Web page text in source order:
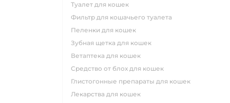
туалет для кошек
фильтр для кошачьего туалета
пеленки для кошек
зубная щетка для кошек
ветаптека для кошек
средство от блох для кошек
глистогонные препараты для кошек
лекарства для кошек